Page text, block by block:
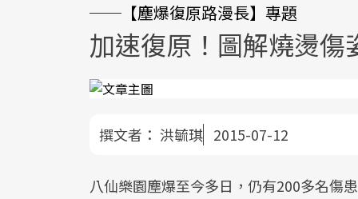
──【塵爆復原路漫長】專題
加速復原！圖解燒燙傷
撰文者： 洪毓琪 2015-07-12
八仙樂園塵爆至今多日，仍有200多名傷